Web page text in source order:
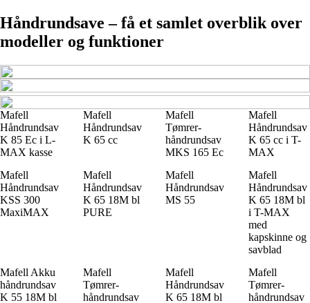
Håndrundsave – få et samlet overblik over
modeller og funktioner
Mafell
Håndrundsav
K 85 Ec i L-
MAX kasse
Mafell
Håndrundsav
K 65 cc
Mafell
Tømrer-
håndrundsav
MKS 165 Ec
Mafell
Håndrundsav
K 65 cc i T-
MAX
Mafell
Håndrundsav
KSS 300
MaxiMAX
Mafell
Håndrundsav
K 65 18M bl
PURE
Mafell
Håndrundsav
MS 55
Mafell
Håndrundsav
K 65 18M bl
i T-MAX
med
kapskinne og
savblad
Mafell Akku
håndrundsav
K 55 18M bl
Mafell
Tømrer-
håndrundsav
Mafell
Håndrundsav
K 65 18M bl
Mafell
Tømrer-
håndrundsav